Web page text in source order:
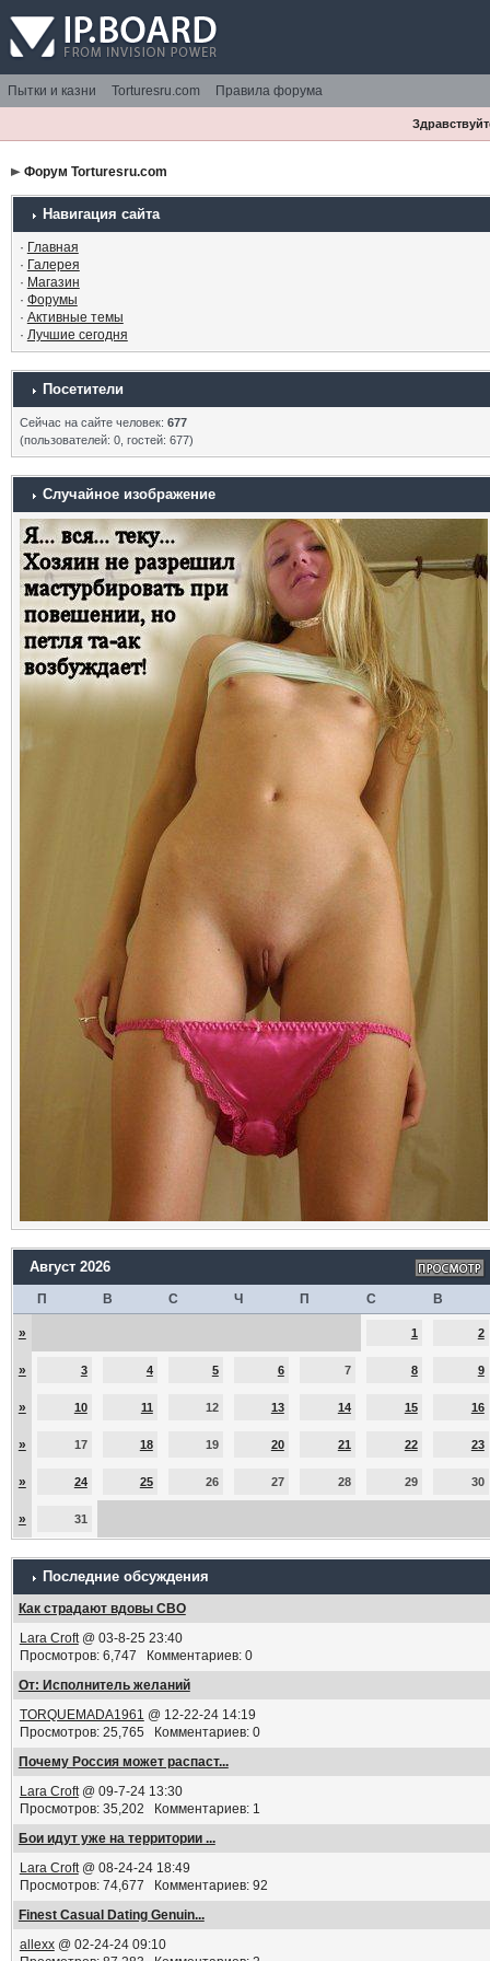
Пытки и казни Torturesru.com Правила форума
Форум Torturesru.com
Навигация сайта
· Главная
· Галерея
· Магазин
· Форумы
· Активные темы
· Лучшие сегодня
Посетители
Сейчас на сайте человек: 677
(пользователей: 0, гостей: 677)
Случайное изображение
Август 2026
П В С Ч П С В
» 1 2
» 3 4 5 6 7 8 9
» 10 11 12 13 14 15 16
» 17 18 19 20 21 22 23
» 24 25 26 27 28 29 30
» 31
Последние обсуждения
Как страдают вдовы СВО
Lara Croft@ 03-8-25 23:40
Просмотров: 6,747 Комментариев: 0
От: Исполнитель желаний
TORQUEMADA1961 @ 12-22-24 14:19
Просмотров: 25,765 Комментариев: 0
Почему Россия может распаст...
Lara Croft@ 09-7-24 13:30
Просмотров: 35,202 Комментариев: 1
Бои идут уже на территории ...
Lara Croft@ 08-24-24 18:49
Просмотров: 74,677 Комментариев: 92
Finest Сasual Dating Genuin...
allexx@ 02-24-24 09:10